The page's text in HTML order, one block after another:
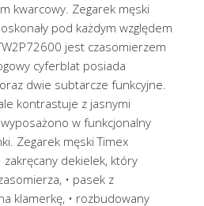
kwarcowy. Zegarek męski
pod każdym względem
jest czasomierzem
cyferblat posiada
dwie subtarcze funkcyjne.
kontrastuje z jasnymi
w funkcjonalny
Zegarek męski Timex
zakręcany dekielek, który
• pasek z
klamerkę, • rozbudowany